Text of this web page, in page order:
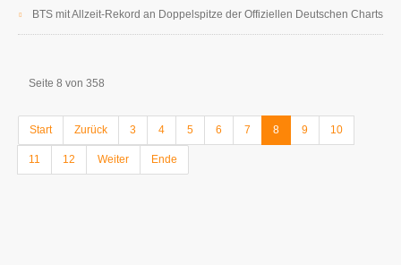
BTS mit Allzeit-Rekord an Doppelspitze der Offiziellen Deutschen Charts
Seite 8 von 358
Start Zurück 3 4 5 6 7 8 9 10
11 12 Weiter Ende